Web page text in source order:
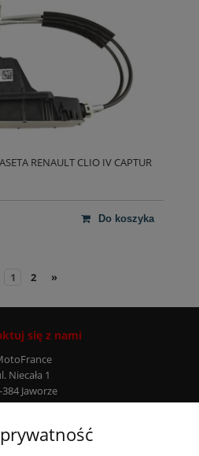
RENAULT CLIO IV CAPTUR
do koszyka
1 2 »
się z nami
Niecała 1
Jaworze
+48 507 777 807
konto